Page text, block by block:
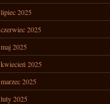
lipiec 2025
czerwiec 2025
maj 2025
kwiecień 2025
marzec 2025
luty 2025